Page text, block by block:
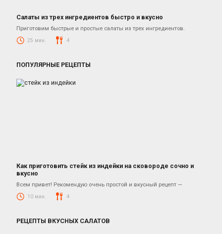
Салаты
Салаты из трех ингредиентов быстро и вкусно
Приготовим быстрые и простые салаты из трех ингредиентов.
25 мин. 4
ПОПУЛЯРНЫЕ РЕЦЕПТЫ
Блюда из индейки
Как приготовить стейк из индейки на сковороде сочно и
вкусно
Всем привет! Рекомендую очень простой и вкусный рецепт —
10 мин. 4
РЕЦЕПТЫ ВКУСНЫХ САЛАТОВ